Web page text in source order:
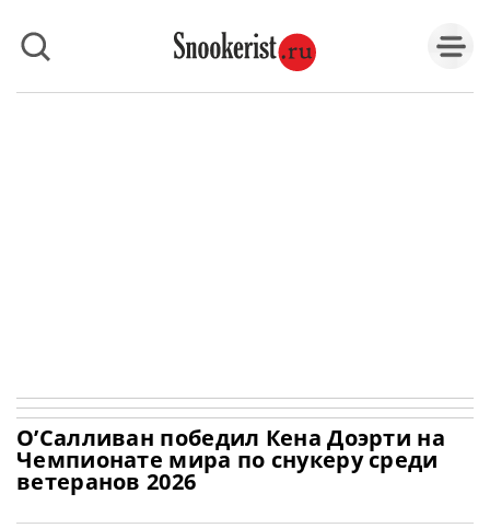
О’Салливан победил Кена Доэрти на
Чемпионате мира по снукеру среди
ветеранов 2026